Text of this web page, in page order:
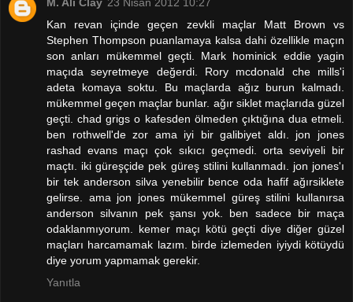
M. Ali Clay 23 Nisan 2012 10:27
Kan revan içinde geçen zevkli maçlar Matt Brown vs
Stephen Thompson puanlamaya kalsa dahi özellikle maçın
son anları mükemmel geçti. Mark hominick eddie yagin
maçıda seyretmeye değerdi. Rory mcdonald che mills'i
adeta komaya soktu. Bu maçlarda ağız burun kalmadı.
mükemmel geçen maçlar bunlar. ağır siklet maçlarıda güzel
geçti. chad grigs o kafesden ölmeden çıktığına dua etmeli.
ben rothwell'de zor ama iyi bir galibiyet aldı. jon jones
rashad evans maçı çok sıkıcı geçmedi. orta seviyeli bir
maçtı. iki güreşçide pek güreş stilini kullanmadı. jon jones'ı
bir tek anderson silva yenebilir bence oda hafif ağırsiklete
gelirse. ama jon jones mükemmel güreş stilini kullanırsa
anderson silvanın pek şansı yok. ben sadece bir maça
odaklanmıyorum. kemer maçı kötü geçti diye diğer güzel
maçları harcamamak lazım. birde izlemeden iyiydi kötüydü
diye yorum yapmamak gerekir.
Yanıtla